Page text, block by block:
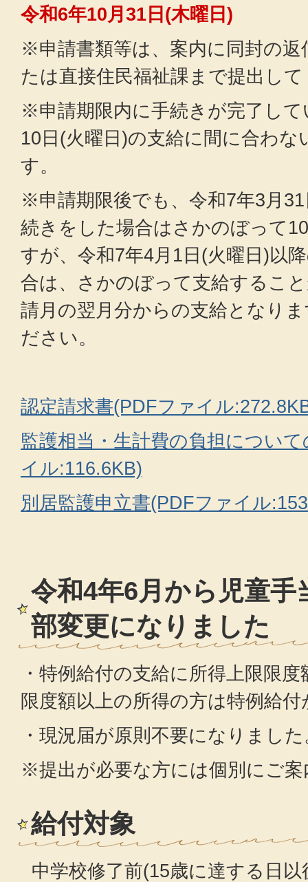
令和6年10月31日(木曜日)
※申請書類等は、案内に同封の返
たは直接住民福祉課まで提出し
※申請期限内に手続きが完了し
10日(火曜日)の支給に間に合わな
す。
※申請期限後でも、令和7年3月
続きをした場合はさかのぼって
すが、令和7年4月1日(火曜日)以
合は、さかのぼって支給するこ
請月の翌月分からの支給となり
ださい。
認定請求書(PDFファイル
監護相当・生計費の負担につい
イル:116.6KB)
別居監護申立書(PDFファイル
令和4年6月から児童手
部変更になりました
・特例給付の支給に所得上限限
限度額以上の所得の方は特例給
・現況届が原則不要になりまし
※提出が必要な方には個別にご
給付対象
中学校修了前(15歳に達する日